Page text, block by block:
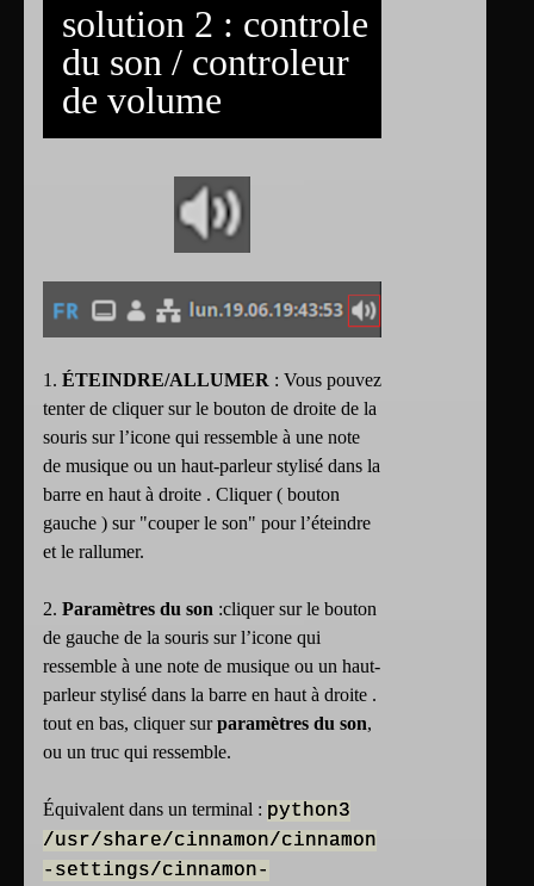
solution 2 : controle
du son / controleur
de volume
1. ÉTEINDRE/ALLUMER : Vous pouvez
tenter de cliquer sur le bouton de droite de la
souris sur l’icone qui ressemble à une note
de musique ou un haut-parleur stylisé dans la
barre en haut à droite . Cliquer ( bouton
gauche ) sur "couper le son" pour l’éteindre
et le rallumer.
2. Paramètres du son :cliquer sur le bouton
de gauche de la souris sur l’icone qui
ressemble à une note de musique ou un haut-
parleur stylisé dans la barre en haut à droite .
tout en bas, cliquer surparamètres du son,
ou un truc qui ressemble.
Équivalent dans un terminal : python3
/usr/share/cinnamon/cinnamon
-settings/cinnamon-